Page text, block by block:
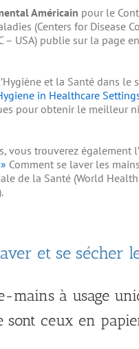
Américain pour le
(Centers for Disease
– USA) publie sur la page en
et la Santé dans le
in Healthcare
pour obtenir le meilleur
vous trouverez également
Comment se laver les
de la Santé (World Health
et se sécher
mains à usage
sont ceux en